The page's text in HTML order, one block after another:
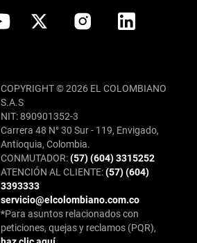
COPYRIGHT © 2026 EL COLOMBIANO
S.A.S
NIT: 890901352-3
Carrera 48 N° 30 Sur - 119, Envigado,
Antioquia, Colombia.
CONMUTADOR:(57) (604) 3315252
ATENCIÓN AL CLIENTE:(57) (604)
3393333
servicio@elcolombiano.com.co
*Para asuntos relacionados con
peticiones, quejas y reclamos (PQR),